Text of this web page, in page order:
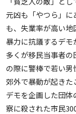
元凶も「やつら」
も、失業率が高い
暴力に抗議するデモ
多くが移民当事者
の際に警棒で若い男
郊外で暴動が起きた
デモを企画した団
察に殺された市民